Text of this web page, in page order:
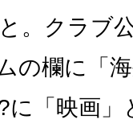
。クラブ
の欄に「
「映画